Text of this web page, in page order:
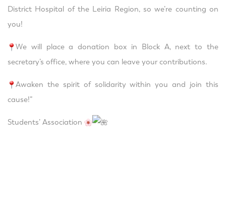
District Hospital of the Leiria Region, so we’re counting on
you!
We will place a donation box in Block A, next to the
secretary’s office, where you can leave your contributions.
Awaken the spirit of solidarity within you and join this
cause!”
Students’ Association